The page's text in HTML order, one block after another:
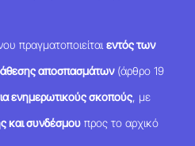
πραγματοποιείταιεντός των
αποσπασμάτων(άρθρο 19
ενημερωτικούς σκοπούς , με
και συνδέσμου προς το αρχικό